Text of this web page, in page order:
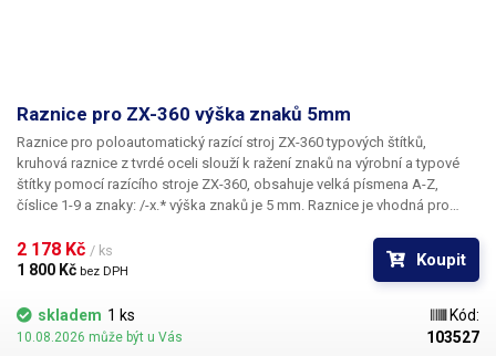
Raznice pro ZX-360 výška znaků 5mm
Raznice pro poloautomatický razící stroj ZX-360 typových štítků,
kruhová raznice z tvrdé oceli slouží k ražení znaků na výrobní a typové
štítky pomocí razícího stroje ZX-360, obsahuje velká písmena A-Z,
číslice 1-9 a znaky: /-x.* výška znaků je 5 mm. Raznice je vhodná pro
2 178 Kč / ks
1 800 Kč bez DPH
Koupit
skladem 1 ks
10.08.2026 může být u Vás
Kód:
103527